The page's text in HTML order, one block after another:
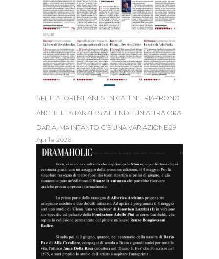
SPETTATORI MILANESI IN CATENE, RIAPRONO
ANCHE LE STANZE: S’ATTENDE UN’ALTRA ORA
DARIA, MA INTANTO C’È UNA VARIAZIONE29
Aprile 2026